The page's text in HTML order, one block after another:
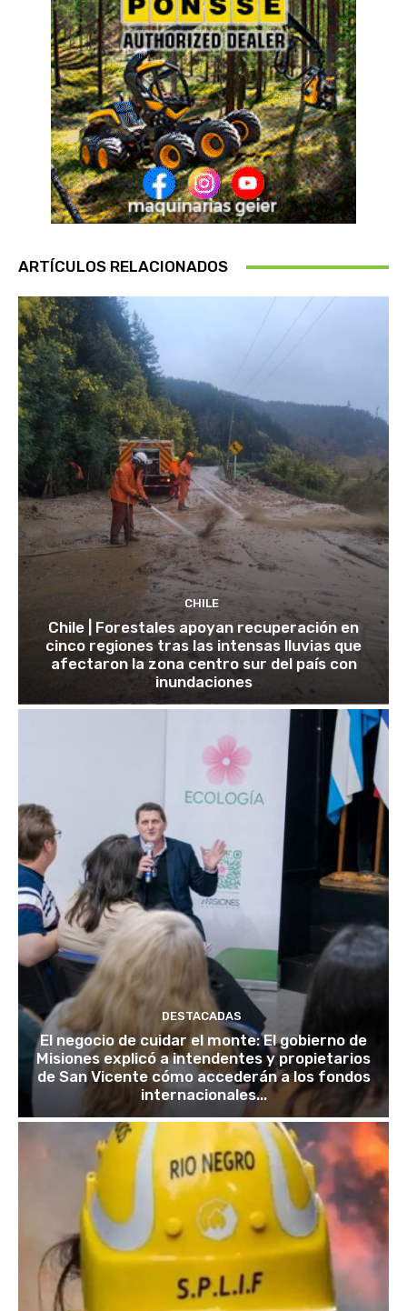
ARTÍCULOS RELACIONADOS
CHILE
Chile | Forestales apoyan recuperación en
cinco regiones tras las intensas lluvias que
afectaron la zona centro sur del país con
inundaciones
DESTACADAS
El negocio de cuidar el monte: El gobierno de
Misiones explicó a intendentes y propietarios
de San Vicente cómo accederán a los fondos
internacionales...